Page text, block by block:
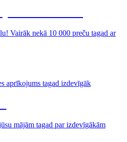
Vairāk nekā 10 000 preču tagad ar
aprīkojums tagad izdevīgāk
mājām tagad par izdevīgākām